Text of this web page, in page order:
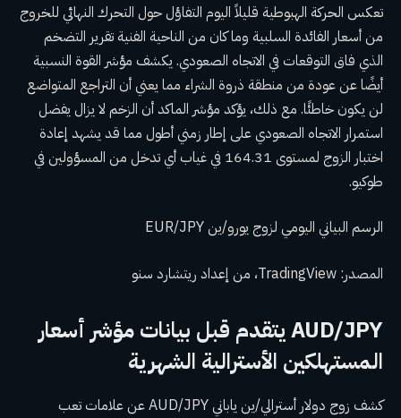
تعكس الحركة الهبوطية قليلاً اليوم التفاؤل حول التحرك النهائي للخروج
من أسعار الفائدة السلبية وما كان من الناحية الفنية تقرير التضخم
الذي فاق التوقعات في الاتجاه الصعودي. يكشف مؤشر القوة النسبية
أيضًا عن عودة من منطقة ذروة الشراء مما يعني أن التراجع المتواضع
لن يكون خاطئًا. مع ذلك، يؤكد مؤشر الماكد أن الزخم لا يزال يفضل
استمرار الاتجاه الصعودي على إطار زمني أطول مما قد يشهد إعادة
اختبار الزوج لمستوى 164.31 في غياب أي تدخل من المسؤولين في
طوكيو.
الرسم البياني اليومي لزوج يورو/ين EUR/JPY
المصدر: TradingView، من إعداد ريتشارد سنو
AUD/JPY يتقدم قبل بيانات مؤشر أسعار
المستهلكين الأسترالية الشهرية
كشف زوج دولار أسترالي/ين ياباني AUD/JPY عن علامات تعب